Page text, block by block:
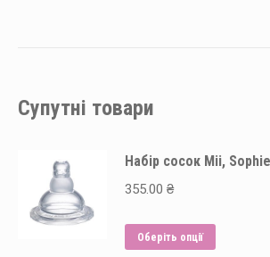
Супутні товари
Набір сосок Mii,
355.00 ₴
Оберіть опції